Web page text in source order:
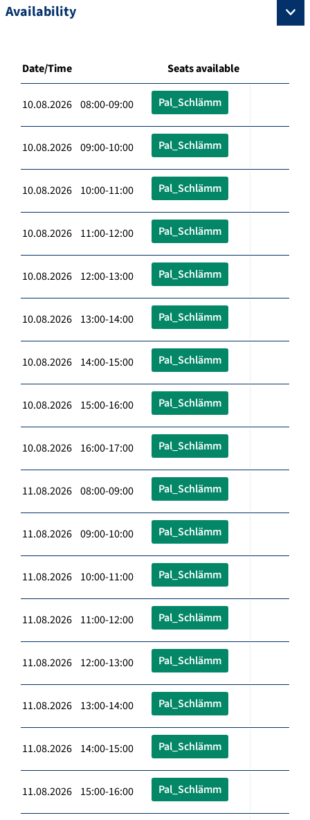
Availability
Date/Time Seats available
10.08.2026 08:00-09:00 Pal_Schlämm
10.08.2026 09:00-10:00 Pal_Schlämm
10.08.2026 10:00-11:00 Pal_Schlämm
10.08.2026 11:00-12:00 Pal_Schlämm
10.08.2026 12:00-13:00 Pal_Schlämm
10.08.2026 13:00-14:00 Pal_Schlämm
10.08.2026 14:00-15:00 Pal_Schlämm
10.08.2026 15:00-16:00 Pal_Schlämm
10.08.2026 16:00-17:00 Pal_Schlämm
11.08.2026 08:00-09:00 Pal_Schlämm
11.08.2026 09:00-10:00 Pal_Schlämm
11.08.2026 10:00-11:00 Pal_Schlämm
11.08.2026 11:00-12:00 Pal_Schlämm
11.08.2026 12:00-13:00 Pal_Schlämm
11.08.2026 13:00-14:00 Pal_Schlämm
11.08.2026 14:00-15:00 Pal_Schlämm
11.08.2026 15:00-16:00 Pal_Schlämm